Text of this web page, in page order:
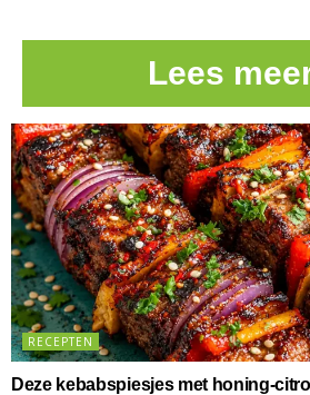
Lees
RECEPTEN
Deze kebabspiesjes met honing-